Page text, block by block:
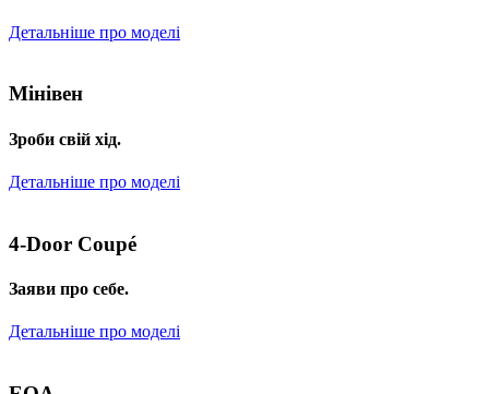
Детальніше про моделі
Мінівен
Зроби свій хід.
Детальніше про моделі
4-Door Coupé
Заяви про себе.
Детальніше про моделі